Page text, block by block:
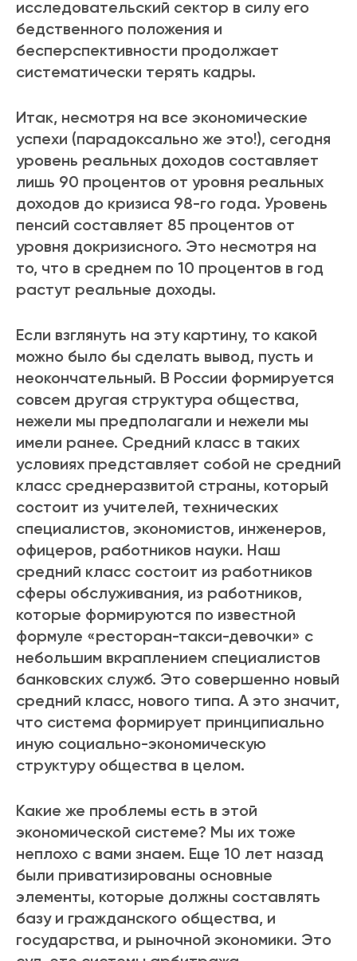
исследовательский сектор в силу его
бедственного положения и
бесперспективности продолжает
систематически терять кадры.
Итак, несмотря на все экономические
успехи (парадоксально же это!), сегодня
уровень реальных доходов составляет
лишь 90 процентов от уровня реальных
доходов до кризиса 98-го года. Уровень
пенсий составляет 85 процентов от
уровня докризисного. Это несмотря на
то, что в среднем по 10 процентов в год
растут реальные доходы.
Если взглянуть на эту картину, то какой
можно было бы сделать вывод, пусть и
неокончательный. В России формируется
совсем другая структура общества,
нежели мы предполагали и нежели мы
имели ранее. Средний класс в таких
условиях представляет собой не средний
класс среднеразвитой страны, который
состоит из учителей, технических
специалистов, экономистов, инженеров,
офицеров, работников науки. Наш
средний класс состоит из работников
сферы обслуживания, из работников,
которые формируются по известной
формуле «ресторан-такси-девочки» с
небольшим вкраплением специалистов
банковских служб. Это совершенно новый
средний класс, нового типа. А это значит,
что система формирует принципиально
иную социально-экономическую
структуру общества в целом.
Какие же проблемы есть в этой
экономической системе? Мы их тоже
неплохо с вами знаем. Еще 10 лет назад
были приватизированы основные
элементы, которые должны составлять
базу и гражданского общества, и
государства, и рыночной экономики. Это